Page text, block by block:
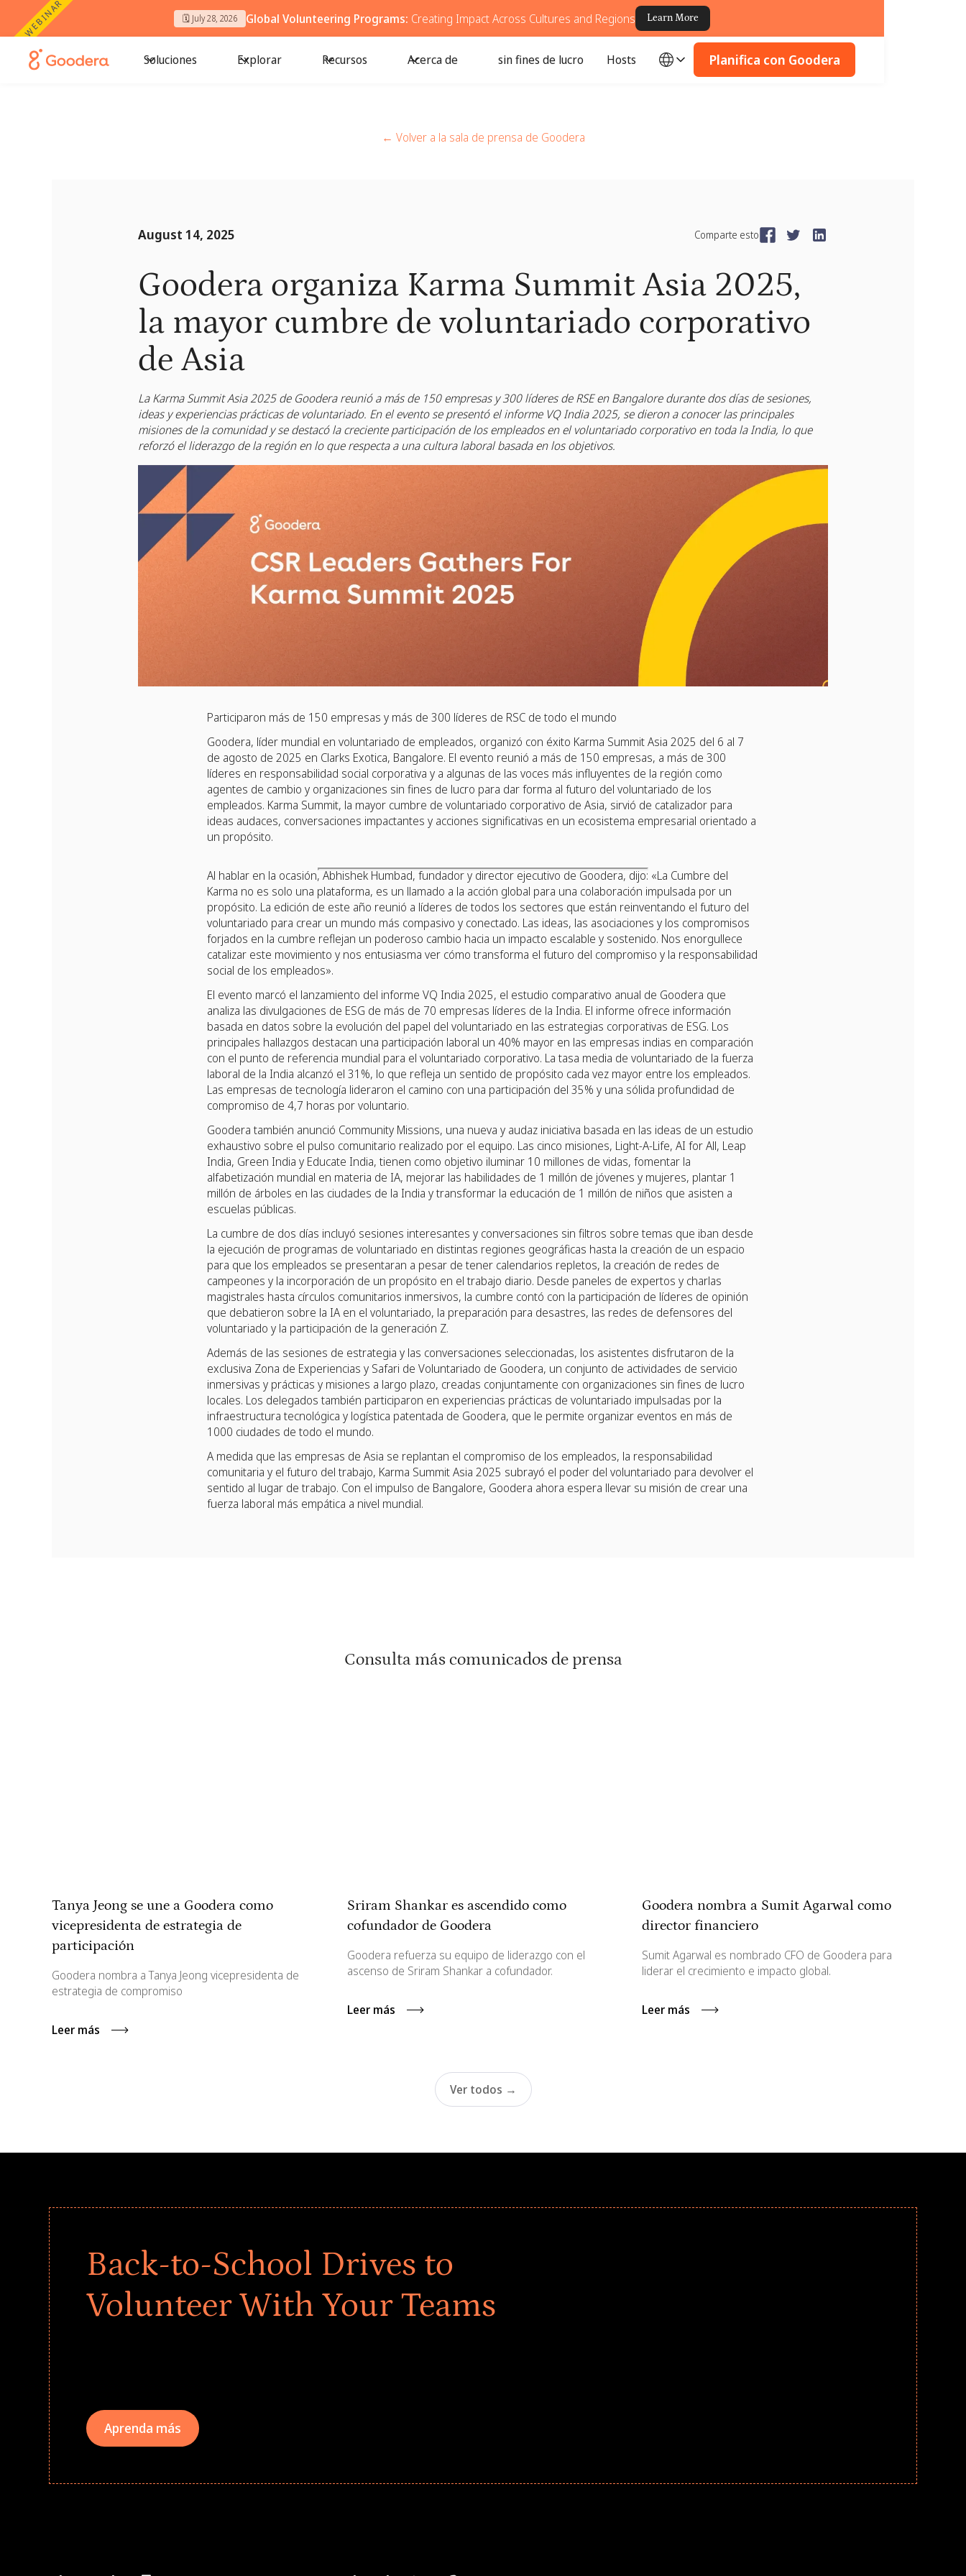
WEBINAR 🗓️ July 28, 2026 Global Volunteering Programs: Creating Impact Across Cultures and Regions Learn More
Soluciones Explorar Recursos Acerca de sin fines de lucro Hosts Planifica con Goodera
← Volver a la sala de prensa de Goodera
August 14, 2025 Comparte esto
Goodera organiza Karma Summit Asia 2025,
la mayor cumbre de voluntariado corporativo
de Asia
La Karma Summit Asia 2025 de Goodera reunió a más de 150 empresas y 300 líderes de RSE en Bangalore durante dos días de sesiones,
ideas y experiencias prácticas de voluntariado. En el evento se presentó el informe VQ India 2025, se dieron a conocer las principales
misiones de la comunidad y se destacó la creciente participación de los empleados en el voluntariado corporativo en toda la India, lo que
reforzó el liderazgo de la región en lo que respecta a una cultura laboral basada en los objetivos.
Participaron más de 150 empresas y más de 300 líderes de RSC de todo el mundo
Goodera, líder mundial en voluntariado de empleados, organizó con éxito Karma Summit Asia 2025 del 6 al 7
de agosto de 2025 en Clarks Exotica, Bangalore. El evento reunió a más de 150 empresas, a más de 300
líderes en responsabilidad social corporativa y a algunas de las voces más influyentes de la región como
agentes de cambio y organizaciones sin fines de lucro para dar forma al futuro del voluntariado de los
empleados. Karma Summit, la mayor cumbre de voluntariado corporativo de Asia, sirvió de catalizador para
ideas audaces, conversaciones impactantes y acciones significativas en un ecosistema empresarial orientado a
un propósito.
Al hablar en la ocasión, Abhishek Humbad, fundador y director ejecutivo de Goodera, dijo: «La Cumbre del
Karma no es solo una plataforma, es un llamado a la acción global para una colaboración impulsada por un
propósito. La edición de este año reunió a líderes de todos los sectores que están reinventando el futuro del
voluntariado para crear un mundo más compasivo y conectado. Las ideas, las asociaciones y los compromisos
forjados en la cumbre reflejan un poderoso cambio hacia un impacto escalable y sostenido. Nos enorgullece
catalizar este movimiento y nos entusiasma ver cómo transforma el futuro del compromiso y la responsabilidad
social de los empleados».
El evento marcó el lanzamiento del informe VQ India 2025, el estudio comparativo anual de Goodera que
analiza las divulgaciones de ESG de más de 70 empresas líderes de la India. El informe ofrece información
basada en datos sobre la evolución del papel del voluntariado en las estrategias corporativas de ESG. Los
principales hallazgos destacan una participación laboral un 40% mayor en las empresas indias en comparación
con el punto de referencia mundial para el voluntariado corporativo. La tasa media de voluntariado de la fuerza
laboral de la India alcanzó el 31%, lo que refleja un sentido de propósito cada vez mayor entre los empleados.
Las empresas de tecnología lideraron el camino con una participación del 35% y una sólida profundidad de
compromiso de 4,7 horas por voluntario.
Goodera también anunció Community Missions, una nueva y audaz iniciativa basada en las ideas de un estudio
exhaustivo sobre el pulso comunitario realizado por el equipo. Las cinco misiones, Light-A-Life, AI for All, Leap
India, Green India y Educate India, tienen como objetivo iluminar 10 millones de vidas, fomentar la
alfabetización mundial en materia de IA, mejorar las habilidades de 1 millón de jóvenes y mujeres, plantar 1
millón de árboles en las ciudades de la India y transformar la educación de 1 millón de niños que asisten a
escuelas públicas.
La cumbre de dos días incluyó sesiones interesantes y conversaciones sin filtros sobre temas que iban desde
la ejecución de programas de voluntariado en distintas regiones geográficas hasta la creación de un espacio
para que los empleados se presentaran a pesar de tener calendarios repletos, la creación de redes de
campeones y la incorporación de un propósito en el trabajo diario. Desde paneles de expertos y charlas
magistrales hasta círculos comunitarios inmersivos, la cumbre contó con la participación de líderes de opinión
que debatieron sobre la IA en el voluntariado, la preparación para desastres, las redes de defensores del
voluntariado y la participación de la generación Z.
Además de las sesiones de estrategia y las conversaciones seleccionadas, los asistentes disfrutaron de la
exclusiva Zona de Experiencias y Safari de Voluntariado de Goodera, un conjunto de actividades de servicio
inmersivas y prácticas y misiones a largo plazo, creadas conjuntamente con organizaciones sin fines de lucro
locales. Los delegados también participaron en experiencias prácticas de voluntariado impulsadas por la
infraestructura tecnológica y logística patentada de Goodera, que le permite organizar eventos en más de
1000 ciudades de todo el mundo.
A medida que las empresas de Asia se replantan el compromiso de los empleados, la responsabilidad
comunitaria y el futuro del trabajo, Karma Summit Asia 2025 subrayó el poder del voluntariado para devolver el
sentido al lugar de trabajo. Con el impulso de Bangalore, Goodera ahora espera llevar su misión de crear una
fuerza laboral más empática a nivel mundial.
Consulta más comunicados de prensa
Tanya Jeong se une a Goodera como
vicepresidenta de estrategia de
participación
Goodera nombra a Tanya Jeong vicepresidenta de
estrategia de compromiso
Leer más
Sriram Shankar es ascendido como
cofundador de Goodera
Goodera refuerza su equipo de liderazgo con el
ascenso de Sriram Shankar a cofundador.
Leer más
Goodera nombra a Sumit Agarwal como
director financiero
Sumit Agarwal es nombrado CFO de Goodera para
liderar el crecimiento e impacto global.
Leer más
Ver todos →
Back-to-School Drives to
Volunteer With Your Teams
Aprenda más